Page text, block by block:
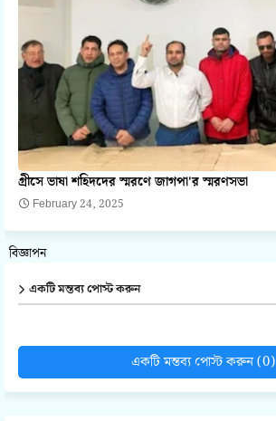
গ্রীসে ভাষা শহিদদের স্মরণে জাগপা'র স্মরণসভা
February 24, 2025
বিজ্ঞাপন
একটি মন্তব্য পোস্ট করুন
একটি মন্তব্য পোস্ট করুন (0)